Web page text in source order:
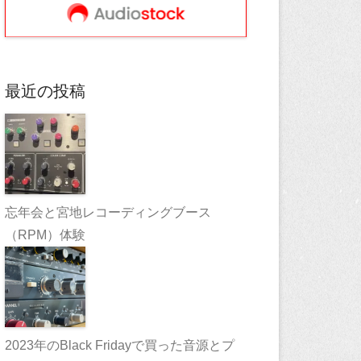
最近の投稿
忘年会と宮地レコーディングブース
（RPM）体験
2023年のBlack Fridayで買った音源とプ